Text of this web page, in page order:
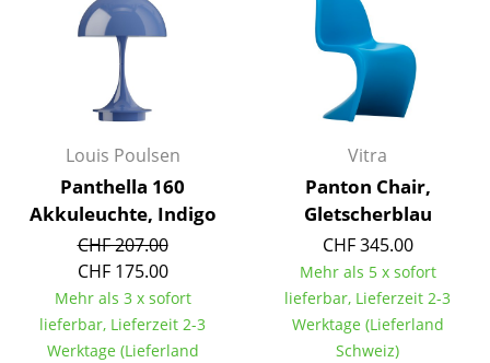
Bücherregale
Wandregale
Sideboards & Kommoden
TV Möbel
Beistell- & Rollcontainer
Barmöbel
Garderoben
Kleinaufbewahrung
Louis Poulsen
Panthella 160
Akkuleuchte, Indigo
CHF 207.00
CHF 175.00
Mehr als 3 x sofort
lieferbar, Lieferzeit 2-3
Werktage (Lieferland
Vitra
Panton Chair,
Gletscherblau
CHF 345.00
Mehr als 5 x sofort
lieferbar, Lieferzeit 2-3
Werktage (Lieferland
Schweiz)